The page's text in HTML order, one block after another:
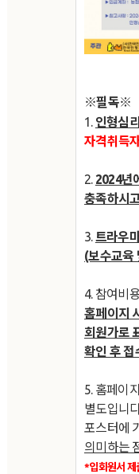
※필독※
1. 인형심
자격취득
2. 2024년
충족하시
3. 트라우
(보수교육
4. 참여비
홈페이지
회원가로
확인 후 접
5. 홈페이
별도입니
포스터에
의미하는
*입회원서 제